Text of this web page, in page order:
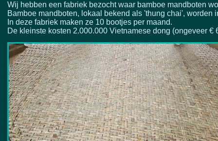
Wij hebben een fabriek bezocht waar bamboe mandboten
Bamboe mandboten, lokaal bekend als 'thung chai',
In deze fabriek maken ze 10 bootjes per maand.
De kleinste kosten 2.000.000 Vietnamese dong (ongeveer €